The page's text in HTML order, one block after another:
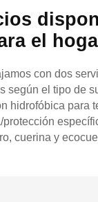
el
con dos
según el tipo de
hidrofóbica para
protección
cuerina y